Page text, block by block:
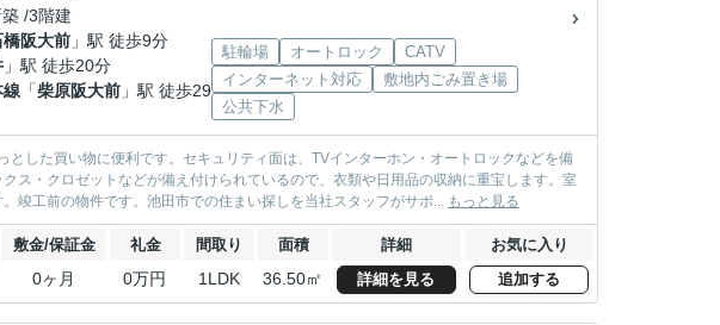
/3階建
橋阪大前 」駅 徒歩9分
」駅 徒歩20分
線 「柴原阪大前 」駅 徒歩29
駐輪場 オートロック
CATV
インターネット対応
敷地内ごみ置き場
公共下水
した買い物に便利です。セキュリティ面は、TVインターホン・オートロックなどを備
ス・クロゼットなどが備え付けられているので、衣類や日用品の収納に重宝します。室
竣工前の物件です。池田市での住まい探しを当社スタッフがサポ... もっと見る
敷金/保証金 礼金 間取り 面積 詳細 お気に入り
0ヶ月 0万円 1LDK 36.50㎡ 詳細を見る 追加する